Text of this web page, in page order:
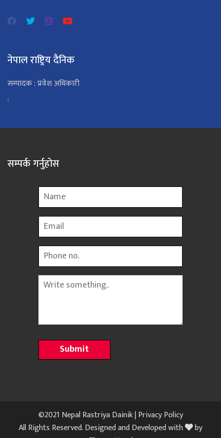
नेपाल राष्ट्रिय दैनिक
सम्पादक : प्रवेश अधिकारी
:
सम्पर्क गर्नुहोस
Name
Email
Phone
Message
©2021 Nepal Rastriya Dainik |Privacy Policy
All Rights Reserved. Designed and Developed with
by